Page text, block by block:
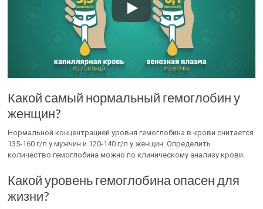
Какой самый нормальный гемоглобин у
женщин?
Нормальной концентрацией уровня гемоглобина в крови считается
135-160 г/л у мужчин и 120-140 г/л у женщин. Определить
количество гемоглобина можно по клиническому анализу крови.
Какой уровень гемоглобина опасен для
жизни?